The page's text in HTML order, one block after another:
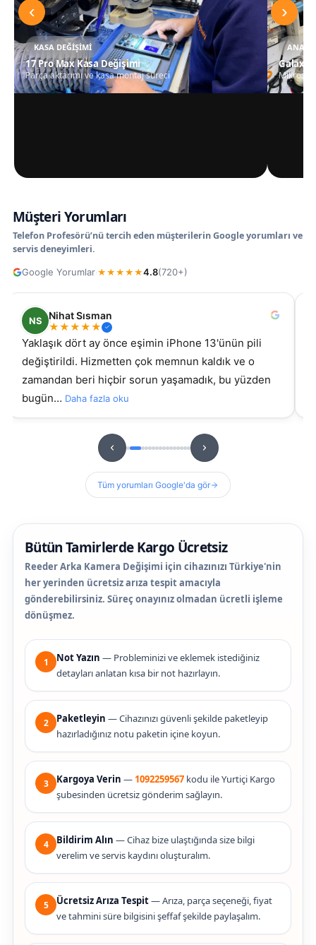
‹
KASA DEĞIŞIMI
17 Pro Max Kasa Değişimi
Parça aktarımı ve kasa montaj süreci
Galaxy
›
Müşteri Yorumları
Telefon Profesörü’nü tercih eden müşterilerin Google yorumları ve
servis deneyimleri.
Google Yorumlar·★ ★ ★ ★ ★4.8(720+)
NS
Nihat Sısman
★★★★★
Yaklaşık dört ay önce eşimin iPhone 13'ünün pili
değiştirildi. Hizmetten çok memnun kaldık ve o
zamandan beri hiçbir sorun yaşamadık, bu yüzden
bugün… Daha fazla oku
Tüm yorumları Google'da gör
Bütün Tamirlerde Kargo Ücretsiz
Reeder Arka Kamera Değişimi için cihazınızı Türkiye'nin
her yerinden ücretsiz arıza tespit amacıyla
gönderebilirsiniz. Süreç onayınız olmadan ücretli işleme
dönüşmez.
1 Not Yazın — Probleminizi ve eklemek istediğiniz
detayları anlatan kısa bir not hazırlayın.
2 Paketleyin — Cihazınızı güvenli şekilde paketleyip
hazırladığınız notu paketin içine koyun.
3 Kargoya Verin — 1092259567 kodu ile Yurtiçi Kargo
şubesinden ücretsiz gönderim sağlayın.
4 Bildirim Alın — Cihaz bize ulaştığında size bilgi
verelim ve servis kaydını oluşturalım.
5 Ücretsiz Arıza Tespit— Arıza, parça seçeneği, fiyat
ve tahmini süre bilgisini şeffaf şekilde paylaşalım.